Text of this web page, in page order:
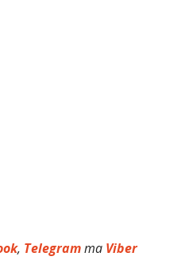
, Telegramта Viber